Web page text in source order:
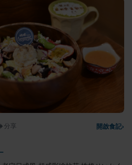
分享 開啟食記›